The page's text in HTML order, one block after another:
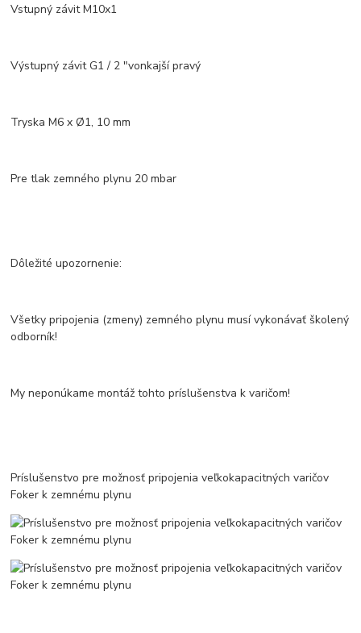
Vstupný závit M10x1
Výstupný závit G1 / 2 "vonkajší pravý
Tryska M6 x Ø1, 10 mm
Pre tlak zemného plynu 20 mbar
Dôležité upozornenie:
Všetky pripojenia (zmeny) zemného plynu musí vykonávať školený
odborník!
My neponúkame montáž tohto príslušenstva k varičom!
Príslušenstvo pre možnosť pripojenia veľkokapacitných varičov
Foker k zemnému plynu